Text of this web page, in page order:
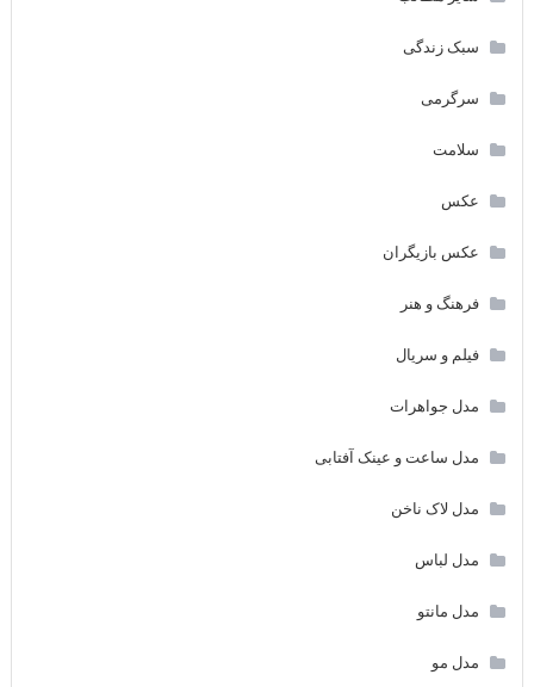
سبک زندگی
سرگرمی
سلامت
عکس
عکس بازیگران
فرهنگ و هنر
فیلم و سریال
مدل جواهرات
مدل ساعت و عینک آفتابی
مدل لاک ناخن
مدل لباس
مدل مانتو
مدل مو